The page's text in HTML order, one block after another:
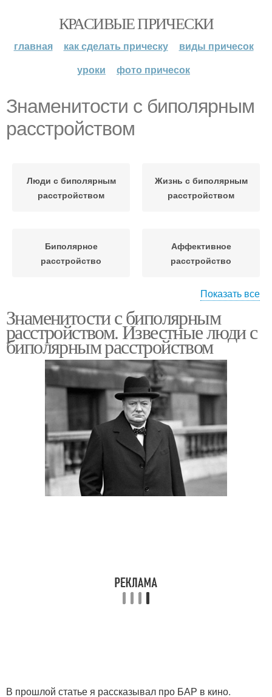
КРАСИВЫЕ ПРИЧЕСКИ
главная как сделать прическу
виды причесок
уроки
фото причесок
Знаменитости с биполярным
расстройством
Люди с биполярным
расстройством
Жизнь с биполярным
расстройством
Биполярное
расстройство
Аффективное
расстройство
Русские знаменитости
расстройства
Звезда с биполярным
расстройством
Биполярные
расстройства
Показать все
Знаменитости с биполярным
расстройством. Известные люди с
биполярным расстройством
В прошлой статье я рассказывал про БАР в кино.